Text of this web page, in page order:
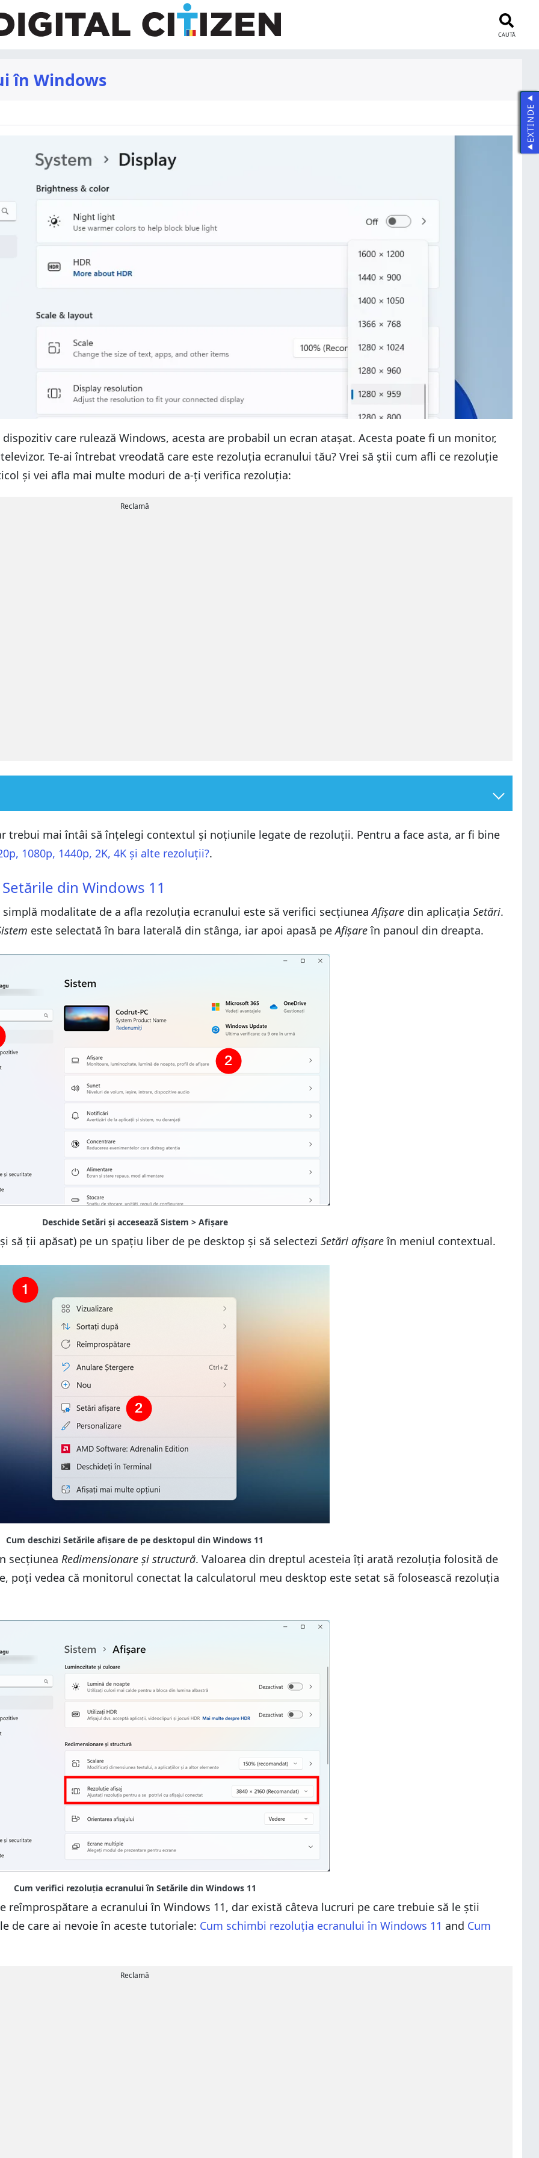
CAUTĂ
în Windows
care rulează Windows, acesta are probabil un ecran atașat. Acesta poate fi un monitor,
Te-ai întrebat vreodată care este rezoluția ecranului tău? Vrei să știi cum afli ce rezoluție
și vei afla mai multe moduri de a-ți verifica rezoluția:
Reclamă
10
DirectX
trebui mai întâi să înțelegi contextul și noțiunile legate de rezoluții. Pentru a face asta, ar fi bine
1080p, 1440p, 2K, 4K și alte rezoluții?.
10
de sistem
din Windows 11
modalitate de a afla rezoluția ecranului este să verifici secțiuneaAfișare din aplicația Setări.
este selectată în bara laterală din stânga, iar apoi apasă peAfișareîn panoul din dreapta.
să ții apăsat) pe un spațiu liber de pe desktop și să selectezi Setări afișareîn meniul contextual.
secțiunea Redimensionare și structură. Valoarea din dreptul acesteia îți arată rezoluția folosită de
poți vedea că monitorul conectat la calculatorul meu desktop este setat să folosească rezoluția
reîmprospătare a ecranului în Windows 11, dar există câteva lucruri pe care trebuie să le știi
de care ai nevoie în aceste tutoriale: Cum schimbi rezoluția ecranului în Windows 11 and Cum
Reclamă
EXTINDE